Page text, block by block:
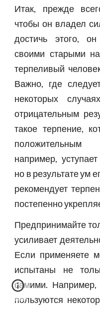
Итак, прежде
чтобы он владел
достичь этого,
своими старыми
терпеливый
Важно, где
некоторых
отрицательным
такое терпение,
положительным
например,
но в результате ум
рекомендует
постепенно
Предпринимайте
усиливает
Если применяете
испытаны не
самими. Например,
пользуются